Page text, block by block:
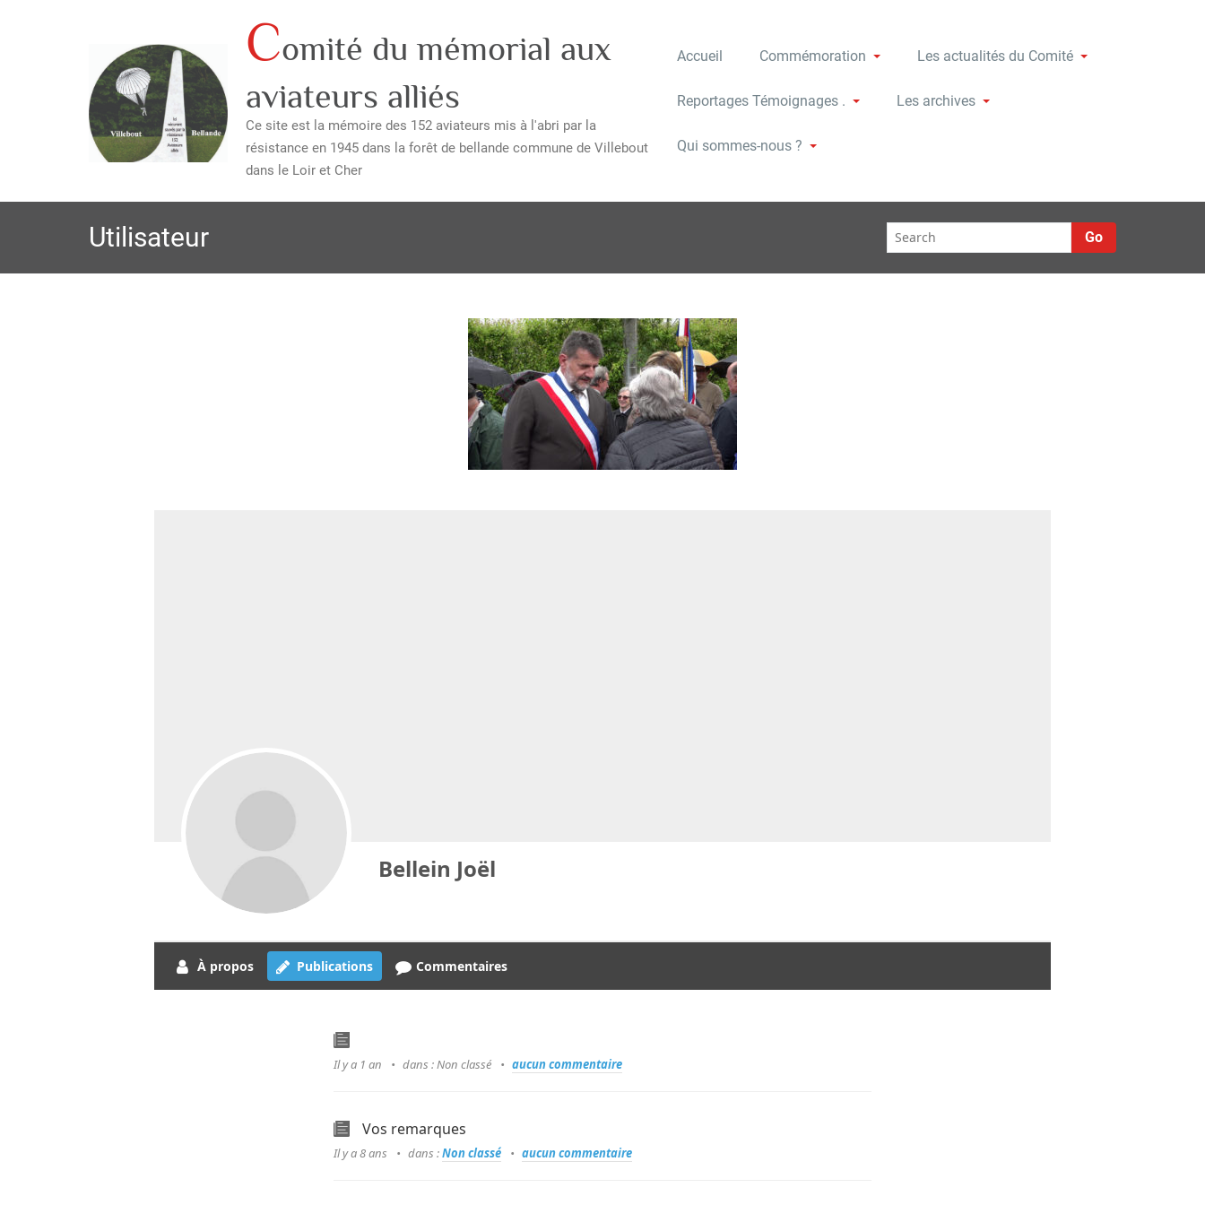
Comité du mémorial aux
aviateurs alliés
Ce site est la mémoire des 152 aviateurs mis à l'abri par la
résistance en 1945 dans la forêt de bellande commune de Villebout
dans le Loir et Cher
Accueil Commémoration Les actualités du Comité
Reportages Témoignages . Les archives
Qui sommes-nous ?
Utilisateur Go
Bellein Joël
À propos Publications Commentaires
Il y a 1 an dans : Non classé aucun commentaire
Vos remarques
Il y a 8 ans dans :Non classé aucun commentaire